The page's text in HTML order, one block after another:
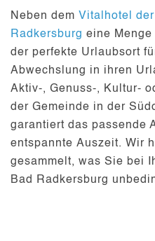
Neben dem Vitalhotel
Radkersburg eine
der perfekte Urlaubsort
Abwechslung in ihren
Aktiv-, Genuss-, Kultur-
der Gemeinde in der
garantiert das passende
entspannte Auszeit. Wir
gesammelt, was Sie bei
Bad Radkersburg